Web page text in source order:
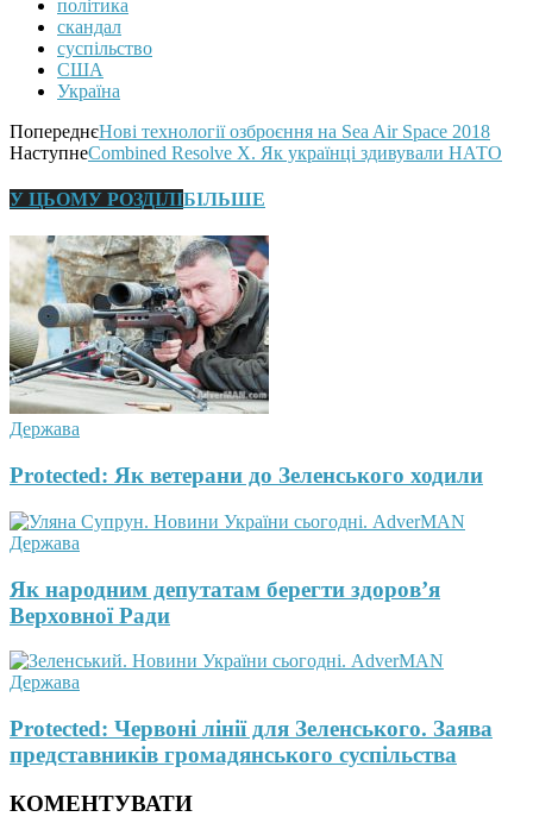
політика
скандал
суспільство
США
Україна
ПопереднєНові технології озброєння на Sea Air Space 2018
НаступнеCombined Resolve X. Як українці здивували НАТО
У ЦЬОМУ РОЗДІЛІБІЛЬШЕ
Держава
Protected: Як ветерани до Зеленського ходили
Держава
Як народним депутатам берегти здоров’я
Верховної Ради
Держава
Protected: Червоні лінії для Зеленського. Заява
представників громадянського суспільства
КОМЕНТУВАТИ